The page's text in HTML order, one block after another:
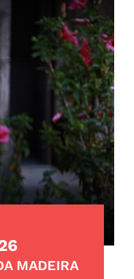
MADEIRA